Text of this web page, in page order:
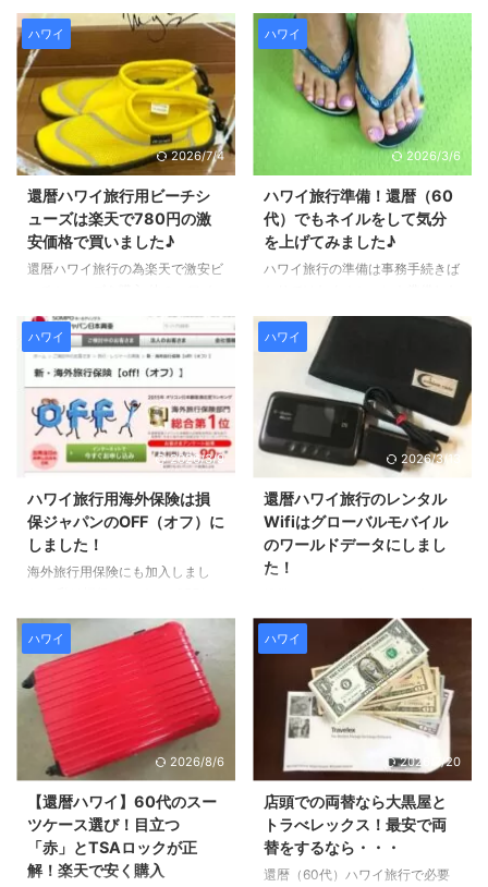
した。 パテもとてもお ...
地でツアー探しに奔走したりする
のは、想像以上 ...
ワイ旅行。 ホテル選びで一番大
切にしたのは、「立地の良さ」で
した。 「若い頃なら少し離れた
安いホテルでも歩けたけれど、
今はなるべく体力を温存して、帰
りやすい場所がいい！」 そんな
ワガママな願いを叶えてくれたの
が、ワイキキのメイン通りに面し
た 「ハイアットリージェンシ
ー・ワイキキ・リゾート＆スパ」
です。 実際に泊まってみて分か
ったお部屋の快適さはもちろん、
ココナッツの香りに癒やされるア
（笑）最新のウォシュレット事情
まで。 「次もここに泊まりた
い！ ...
本当は旅行前にもっとブログを更
新しようと思っていたのですが、
思っていた以上にバタバタしてし
まい、更新できませんでした。
実際に還暦（60代）でハワイ旅
行に行った感想や、 情報を載せ
ていきたいと思いますのでよろし
くお願いいたします！ 60代ハワ
ファッション（服装）はこれ ま
ずは、飛行機での移動時のファッ
ションについてです。 還暦にな
るとやはり、洋服は束縛のないも
にロングカーディガン、 ...
ハワイ
2026/7/4
還暦ハワイ旅行用ビーチシ
ューズは楽天で780円の激
安価格で買いました♪
還暦ハワイ旅行の為楽天で激安ビ
岩が多いので、ビーチシューズが
あると便利」 というのを知りま
して、私もビーチシューズを購入
しました。 足がふやけていて、
サンゴで切っても痛いそうなの
で・・・(+o+) 楽天のフィッシン
グ遊というお店で、なんと780円
安ですよね～！ 他にも色々実際
の店舗に見に行ったりもしたので
すが、ココが一番安くて選びまし
た。 （現在は販売されていませ
で、そこまで良いもので ...
ハワイ
2026/3/6
ハワイ旅行準備！還暦（60
代）でもネイルをして気分
を上げてみました♪
ハワイ旅行の準備は事務手続きば
【GROUPON（グルーポン）】で
予約をして ネイルサロンにジェ
ルネイルをしに行きました。 還
暦（60代）ハワイ旅行の準備♪グ
ルーポンで格安におしゃれネイ
ル！ このネイルは、パラジェル
というブランドで、 爪の表面を
ルネイルです。 通常のネイル
は、表面をやすりでやすってから
塗るのですが、 これなら爪を痛
めずに済むと思いまして、 還暦
ーポンならおしゃれな ...
ハワイ
2026/3/9
ハワイ旅行用海外保険は損
保ジャパンのOFF（オフ）に
しました！
海外旅行用保険にも加入しまし
いう保険のCEタイプをネットか
ら申し込みました。 2015年オリ
コン日本顧客満足度ランキング・
海外旅行保険部門総合１位なんで
すね。 価格ドットコム保険とい
うサイトでで色々な会社の保険を
比較したものをみて その中から
さらにホームページでシュミレー
（60代）ハワイ旅行で加入した
保険！損保ジャパンは金額と内容
のバランスがいい！ 私が選んだ
損保ジャパンの海外旅行保険
ハワイ
2026/3/13
還暦ハワイ旅行のレンタル
Wifiはグローバルモバイル
のワールドデータにしまし
た！
の海外旅行、しかもハワイに７日
間なので やはり日本にいる家族
と連絡が取れない状況は心配だな
と思いまして、 レンタルWi-
fi（ワイファイ）を申し込みまし
た。 60代ハワイ旅行の為初めて
のレンタルwi-fi！安心感から日
本の会社グローバルモバイルを選
びました♪ Wi-fiというのは、ス
マホをインターネットにつなぐた
めに必要なものです。 台湾の会
社のレンタルWi-fiが一番値段は
安かったのですが、 初めてで勝
ハワイ
2026/8/6
【還暦ハワイ】60代のスー
ツケース選び！目立つ
「赤」とTSAロックが正
解！楽天で安く購入
ハワイ
2026/7/20
店頭での両替なら大黒屋と
トラべレックス！最安で両
替をするなら・・・
還暦（60代）ハワイ旅行で必要